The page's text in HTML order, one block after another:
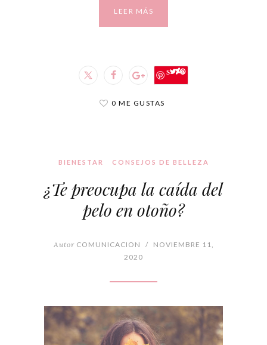
LEER MÁS
Save
0 ME GUSTAS
BIENESTAR CONSEJOS DE BELLEZA
¿Te preocupa la caída del
pelo en otoño?
AutorCOMUNICACION / NOVIEMBRE 11,
2020